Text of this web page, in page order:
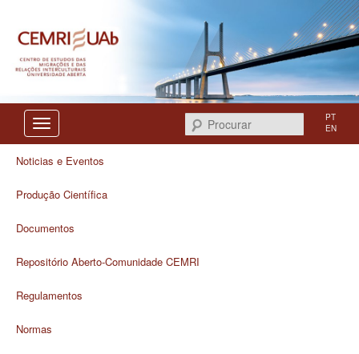
CEMRI
Procurar
PT
EN
Noticias e Eventos
Produção Científica
Documentos
Repositório Aberto-Comunidade CEMRI
Regulamentos
Normas